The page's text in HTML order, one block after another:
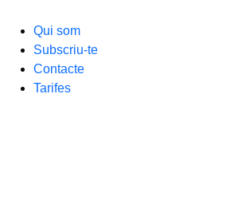
Qui som
Subscriu-te
Contacte
Tarifes